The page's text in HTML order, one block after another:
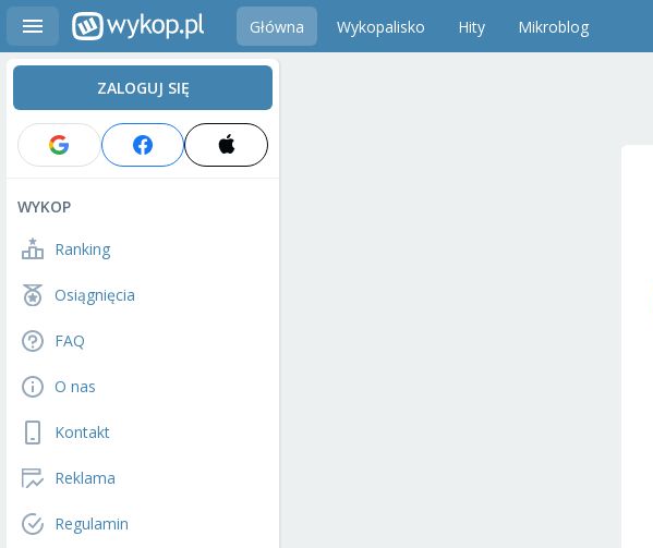
Główna Wykopalisko Hity Mikroblog
ZALOGUJ SIĘ
WYKOP
Ranking
Osiągnięcia
FAQ
O nas
Kontakt
Reklama
Regulamin